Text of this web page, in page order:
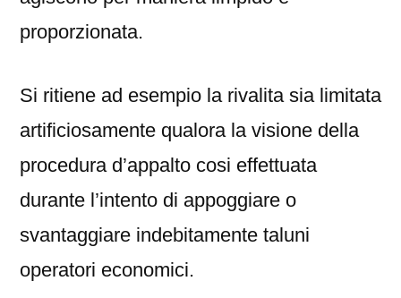
proporzionata.
Si ritiene ad esempio la rivalita sia limitata
artificiosamente qualora la visione della
procedura d’appalto cosi effettuata
durante l’intento di appoggiare o
svantaggiare indebitamente taluni
operatori economici.